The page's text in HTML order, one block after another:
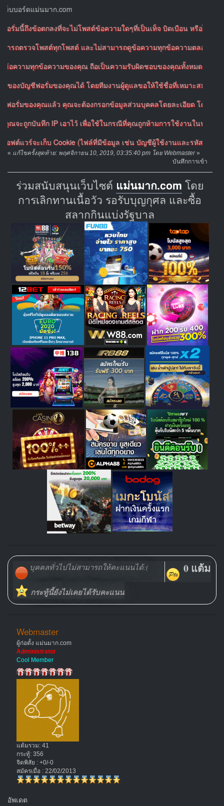
ร์ดแม่นมาก.com
ถึงข้อตกลงที่จะไม่โพสต์ข้อความใดๆที่เป็นเท็จ บิดเบือน หรือไม่เหมา
รวจโพสต์ทุกโพสต์ และไม่สามารถดูข้อความทุกข้อความตลอดเวลาไ
ามทุกข้อความของคุณ ถือเป็นความรับผิดชอบของคุณทั้งหมด โดยคุณยิน
งบัญชีฟอรั่มของคุณได้ โดยทีมงานผู้ดูแลขอให้ใช้ชื่อที่เหมาะสม สำหรั
ของคุณแล้ว คุณจะต้องกรอกข้อมูลส่วนบุคคลโดยละเอียด โดยข้อมูลที่ก
ถูกบันทึก IP เอาไว้ เพื่อใช้ในกรณีที่คุณถูกห้ามการใช้งานในฟอรั่มหรื
วร์จะเก็บ Cookie (ไฟล์ที่มีข้อมูล เช่น บัญชีผู้ใช้งานและรหัสผ่านของคุ
« แก้ไขครั้งสุดท้าย: พฤศจิกายน 10, 2019, 03:35:40 pm โดย Webmaster»
บันทึกการเข้า
ร่วมสนับสนุนเว็บไซต์ แม่นมาก.com โดย
การเลิกทานเนื้อวัว รอรับบุญกุศล และซื้อ
สลากกินแบ่งรัฐบาล
บุคคลทั่วไปไม่สามารถให้คะแนนได้:( 0 แต้ม
กระทู้นี้ยังไม่เคยได้รับคะแนน
Webmaster
ผู้ก่อตั้ง แม่นมาก.com
Administrator
Cool Member
แต้มรวม: 41
กระทู้: 356
จิตพิสัย : +0/-0
สมัครเมื่อ : 22/02/2013
อัพเดต